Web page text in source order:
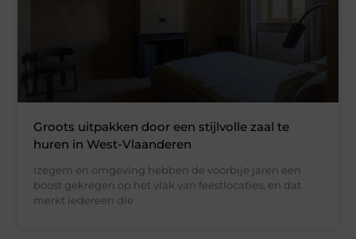
Groots uitpakken door een stijlvolle zaal te
huren in West-Vlaanderen
Izegem en omgeving hebben de voorbije jaren een
boost gekregen op het vlak van feestlocaties, en dat
merkt iedereen die